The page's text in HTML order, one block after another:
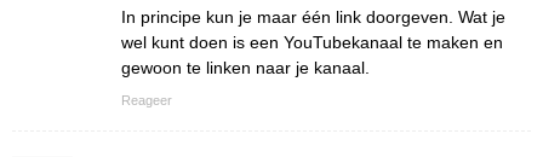
In principe kun je maar één link doorgeven. Wat je
wel kunt doen is een YouTubekanaal te maken en
gewoon te linken naar je kanaal.
Reageer